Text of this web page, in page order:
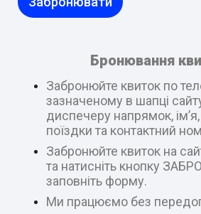
Бронювання
Забронюйте квиток по
зазначеному в шапці
диспечеру напрямок,
поїздки та контактний
Забронюйте квиток на
та натисніть кнопку
заповніть форму.
Ми працюємо без